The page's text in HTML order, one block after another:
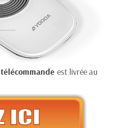
télécommande est livrée au